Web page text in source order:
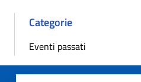
Categorie
Eventi passati